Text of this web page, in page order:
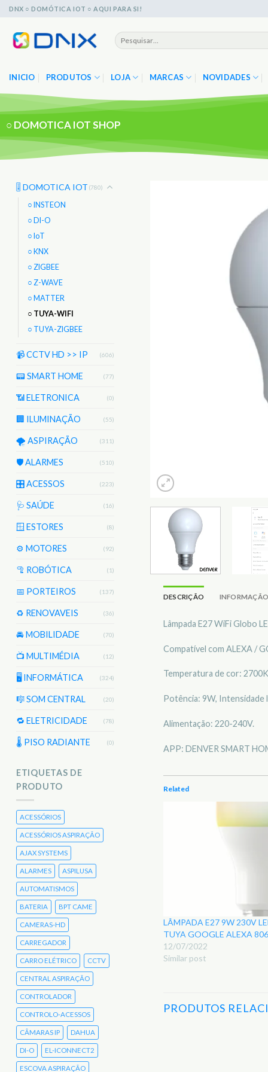
Skip
content
DNX ○ DOMÓTICA IOT ○ AQUI PARA SI!
Pesquisar
por:
INICIO PRODUTOS LOJA MARCAS NOVIDADES
○ DOMOTICA IOT SHOP
🎚️ DOMOTICA IOT (780)
○ INSTEON
○ DI-O
○ IoT
○ KNX
○ ZIGBEE
○ Z-WAVE
○ MATTER
○ TUYA-WIFI
○ TUYA-ZIGBEE
📹 CCTV HD >> IP (606)
📟 SMART HOME (77)
📶 ELETRONICA (0)
🏢 ILUMINAÇÃO (55)
🌪️ ASPIRAÇÃO (311)
🛡️ ALARMES (510)
🎛️ ACESSOS (223)
🩺 SAÚDE (16)
🪟 ESTORES (8)
⚙️ MOTORES (92)
🦿 ROBÓTICA (1)
📅 PORTEIROS (137)
♻️ RENOVAVEIS (36)
🚘 MOBILIDADE (70)
📺 MULTIMÉDIA (12)
🖥️ INFORMÁTICA (324)
🎼 SOM CENTRAL (20)
🔁 ELETRICIDADE (78)
🌡 PISO RADIANTE (0)
ETIQUETAS DE
PRODUTO
ACESSÓRIOS
ACESSÓRIOS ASPIRAÇÃO
AJAX SYSTEMS
ALARMES ASPILUSA
AUTOMATISMOS
BATERIA BPT CAME
CAMERAS-HD
CARREGADOR
CARRO ELÉTRICO CCTV
CENTRAL ASPIRAÇÃO
CONTROLADOR
CONTROLO-ACESSOS
CÂMARAS IP DAHUA
DI-O EL-ICONNECT2
ESCOVA ASPIRAÇÃO
DESCRIÇÃO
Lâmpada E27 WiFi Globo
Compatível com ALEXA /
Temperatura de cor:
Potência: 9W, Intensidade
Alimentação: 220-240V.
APP: DENVER SMART
Related
LÂMPADA E27 9W 230V
TUYA GOOGLE ALEXA
12/07/2022
Similar post
PRODUTOS